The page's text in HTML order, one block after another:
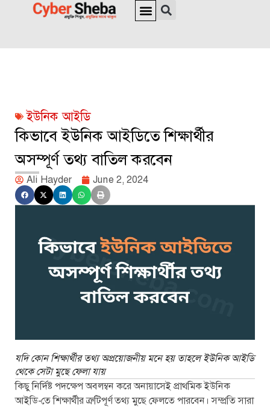
ইউনিক আইডি
কিভাবে ইউনিক আইডিতে শিক্ষার্থীর
অসম্পূর্ণ তথ্য বাতিল করবেন
Ali Hayder June 2, 2024
যদি কোন শিক্ষার্থীর তথ্য অপ্রয়োজনীয় মনে হয় তাহলে ইউনিক আইডি
থেকে সেটা মুছে ফেলা যায়
কিছু নির্দিষ্ট পদক্ষেপ অবলম্বন করে অনায়াসেই প্রাথমিক ইউনিক
আইডি-তে শিক্ষার্থীর ত্রুটিপূর্ণ তথ্য মুছে ফেলতে পারবেন। সম্প্রতি সারা